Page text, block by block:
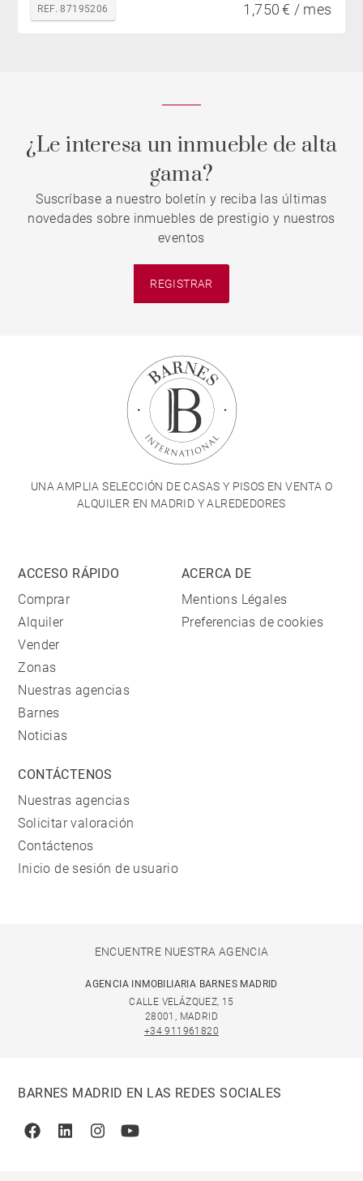
REF. 87195206 1,750 € / mes
¿Le interesa un inmueble de alta
gama?
Suscríbase a nuestro boletín y reciba las últimas
novedades sobre inmuebles de prestigio y nuestros
eventos
REGISTRAR
UNA AMPLIA SELECCIÓN DE CASAS Y PISOS EN VENTA O
ALQUILER EN MADRID Y ALREDEDORES
ACCESO RÁPIDO
Comprar
Alquiler
Vender
Zonas
Nuestras agencias
Barnes
Noticias
ACERCA DE
Mentions Légales
Preferencias de cookies
CONTÁCTENOS
Nuestras agencias
Solicitar valoración
Contáctenos
Inicio de sesión de usuario
ENCUENTRE NUESTRA AGENCIA
AGENCIA INMOBILIARIA BARNES MADRID
CALLE VELÁZQUEZ, 15
28001, MADRID
+34 911961820
BARNES MADRID EN LAS REDES SOCIALES
FacebookLinkedinInstagramYoutube